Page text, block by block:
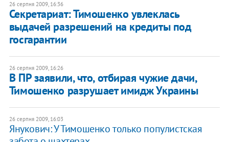
26 серпня 2009, 16:36
Секретариат: Тимошенко увлеклась
выдачей разрешений на кредиты под
госгарантии
26 серпня 2009, 16:26
В ПР заявили, что, отбирая чужие дачи,
Тимошенко разрушает имидж Украины
26 серпня 2009, 16:03
Янукович: У Тимошенко только популистская